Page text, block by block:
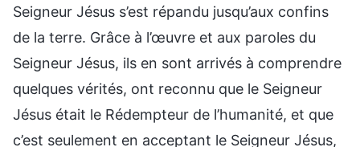
Seigneur Jésus s’est répandu jusqu’aux confins
de la terre. Grâce à l’œuvre et aux paroles du
Seigneur Jésus, ils en sont arrivés à comprendre
quelques vérités, ont reconnu que le Seigneur
Jésus était le Rédempteur de l’humanité, et que
c’est seulement en acceptant le Seigneur Jésus,